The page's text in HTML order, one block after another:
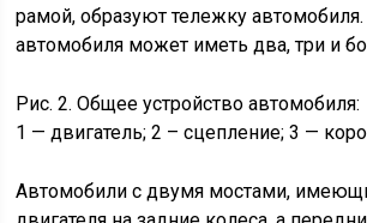
рамой, образуют тележку
автомобиля может иметь два, три и
Рис. 2. Общее устройство автомобиля:
1 — двигатель; 2 – сцепление; 3 —
Автомобили с двумя мостами,